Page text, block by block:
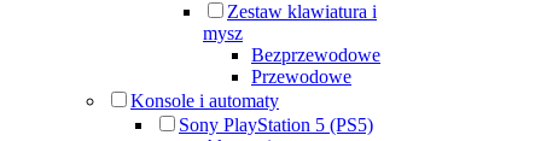
Zestaw klawiatura i
mysz
Bezprzewodowe
Przewodowe
Konsole i automaty
Sony PlayStation 5 (PS5)